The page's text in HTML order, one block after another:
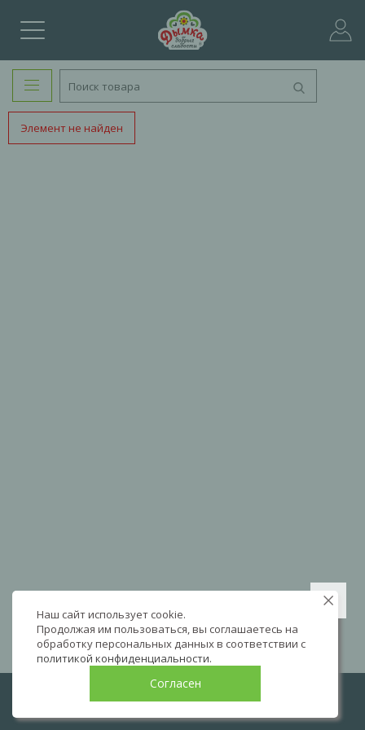
Элемент не найден
Наш сайт использует cookie.
Продолжая им пользоваться, вы соглашаетесь на
обработку персональных данных в соответствии с
политикой конфиденциальности.
Согласен